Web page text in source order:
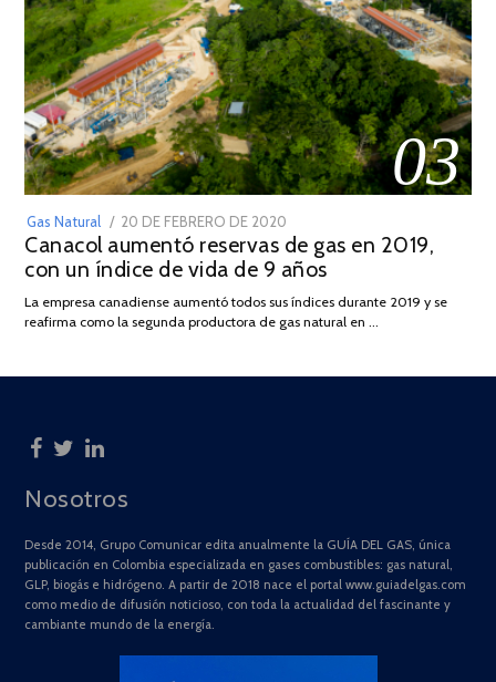
03
Gas Natural
POSTED
ON
20 DE FEBRERO DE 2020
DE
JULIO
2025
Canacol aumentó reservas de gas en 2019,
con un índice de vida de 9 años
La empresa canadiense aumentó todos sus índices durante 2019 y se
reafirma como la segunda productora de gas natural en …
Nosotros
Desde 2014, Grupo Comunicar edita anualmente la GUÍA DEL GAS, única
publicación en Colombia especializada en gases combustibles: gas natural,
GLP, biogás e hidrógeno. A partir de 2018 nace el portal www.guiadelgas.com
como medio de difusión noticioso, con toda la actualidad del fascinante y
cambiante mundo de la energía.